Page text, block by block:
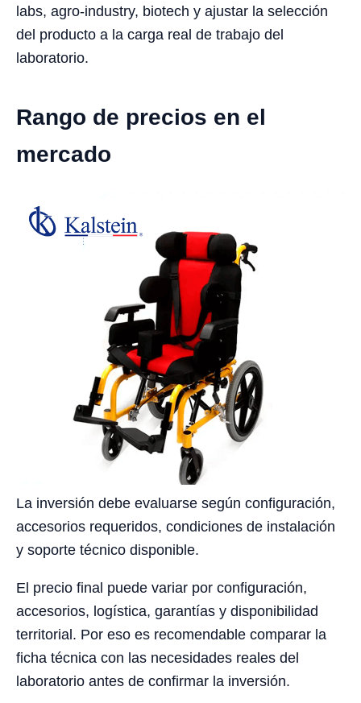
labs, agro-industry, biotech y ajustar la selección
del producto a la carga real de trabajo del
laboratorio.
Rango de precios en el
mercado
La inversión debe evaluarse según configuración,
accesorios requeridos, condiciones de instalación
y soporte técnico disponible.
El precio final puede variar por configuración,
accesorios, logística, garantías y disponibilidad
territorial. Por eso es recomendable comparar la
ficha técnica con las necesidades reales del
laboratorio antes de confirmar la inversión.